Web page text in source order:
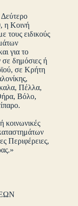
η Κοινή
ειδικούς
για το
δημόσιες ή
σε Κρήτη
Πέλλα,
Βόλο,
κοινωνικές
Περιφέρειες,